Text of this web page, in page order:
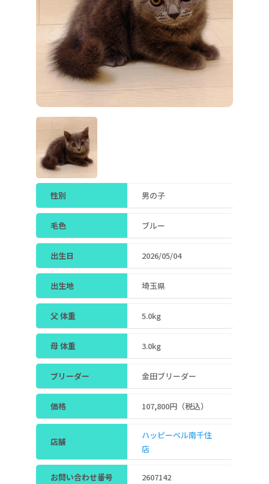
性別 男の子
毛色 ブルー
出生日 2026/05/04
出生地 埼玉県
父 体重 5.0kg
母 体重 3.0kg
ブリーダー 金田ブリーダー
価格 107,800円（税込）
店舗
ハッピーベル南千住
店
お問い合わせ番号 2607142